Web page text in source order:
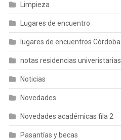
Limpieza
Lugares de encuentro
lugares de encuentros Córdoba
notas residencias univeristarias
Noticias
Novedades
Novedades académicas fila 2
Pasantías y becas